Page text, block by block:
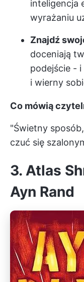
inteligencja
wyrażaniu
Znajdź
doceniają
podejście -
i wierny
Co mówią
"Świetny
czuć się
3. Atlas
Ayn Rand